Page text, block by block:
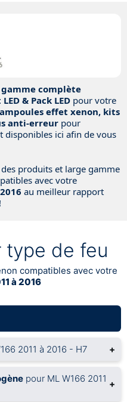
gamme complète
& Pack LED pour votre
ampoules effet xenon, kits
anti-erreur pour
disponibles ici afin de vous
produits et large gamme
avec votre
au meilleur rapport
type de feu
compatibles avec votre
à 2016
2011 à 2016 - H7 +
pour ML W166 2011 +